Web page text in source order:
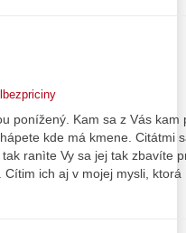
ponížený. Kam sa z Vás kam
kde má kmene. Citátmi
ranìte Vy sa jej tak zbavíte
Cítim ich aj v mojej mysli,